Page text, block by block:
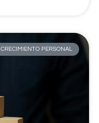
CRECIMIENTO PERSONAL